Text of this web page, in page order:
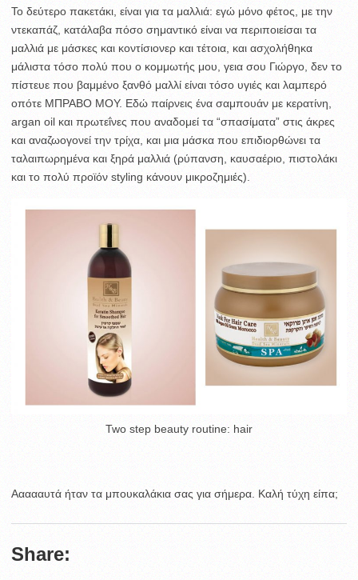
Το δεύτερο πακετάκι, είναι για τα μαλλιά: εγώ μόνο φέτος, με την
ντεκαπάζ, κατάλαβα πόσο σημαντικό είναι να περιποιείσαι τα
μαλλιά με μάσκες και κοντίσιονερ και τέτοια, και ασχολήθηκα
μάλιστα τόσο πολύ που ο κομμωτής μου, γεια σου Γιώργο, δεν το
πίστευε που βαμμένο ξανθό μαλλί είναι τόσο υγιές και λαμπερό
οπότε ΜΠΡΑΒΟ ΜΟΥ. Εδώ παίρνεις ένα σαμπουάν με κερατίνη,
argan oil και πρωτεΐνες που αναδομεί τα “σπασίματα” στις άκρες
και αναζωογονεί την τρίχα, και μια μάσκα που επιδιορθώνει τα
ταλαιπωρημένα και ξηρά μαλλιά (ρύπανση, καυσαέριο, πιστολάκι
και το πολύ προϊόν styling κάνουν μικροζημιές).
Two step beauty routine: hair
Αααααυτά ήταν τα μπουκαλάκια σας για σήμερα. Καλή τύχη είπα;
Share: